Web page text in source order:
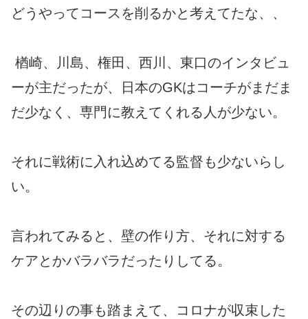
どうやってコースを削るかと考えてたな、、
楢崎、川島、権田、西川、東口のインタビュ
ーが主だったが、日本のGKはコーチがまだま
だ少なく、専門に教えてくれる人が少ない。
それに戦術に入れ込めてる監督も少ないらし
い。
言われてみると、壁の作り方、それに対する
ケアとかバラバラだったりしてる。
その辺りの事も踏まえて、コロナが収束した